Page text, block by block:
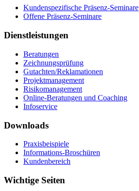
Kundenspezifische Präsenz-Seminare
Offene Präsenz-Seminare
Dienstleistungen
Beratungen
Zeichnungsprüfung
Gutachten/Reklamationen
Projektmanagement
Risikomanagement
Online-Beratungen und Coaching
Infoservice
Downloads
Praxisbeispiele
Informations-Broschüren
Kundenbereich
Wichtige Seiten